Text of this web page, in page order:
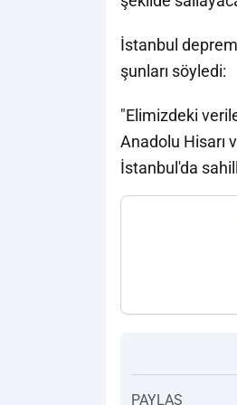
İstanbul
şunları söyledi:
"Elimizdeki
Anadolu Hisarı
İstanbul'da
PAYLAŞ